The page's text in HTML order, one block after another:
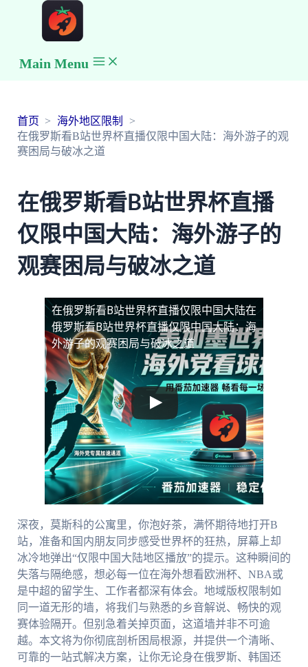
Main Menu
首页
海外地区限制
在俄罗斯看B站世界杯直播仅限中国大陆：海外游子的观
赛困局与破冰之道
在俄罗斯看B站世界杯直播
仅限中国大陆：海外游子的
观赛困局与破冰之道
在俄罗斯看B站世界杯直播仅限中国大陆在
俄罗斯看B站世界杯直播仅限中国大陆：海
外游子的观赛困局与破冰之道
深夜，莫斯科的公寓里，你泡好茶，满怀期待地打开B
站，准备和国内朋友同步感受世界杯的狂热，屏幕上却
冰冷地弹出“仅限中国大陆地区播放”的提示。这种瞬间的
失落与隔绝感，想必每一位在海外想看欧洲杯、NBA或
是中超的留学生、工作者都深有体会。地域版权限制如
同一道无形的墙，将我们与熟悉的乡音解说、畅快的观
赛体验隔开。但别急着关掉页面，这道墙并非不可逾
越。本文将为你彻底剖析困局根源，并提供一个清晰、
可靠的一站式解决方案，让你无论身在俄罗斯、韩国还